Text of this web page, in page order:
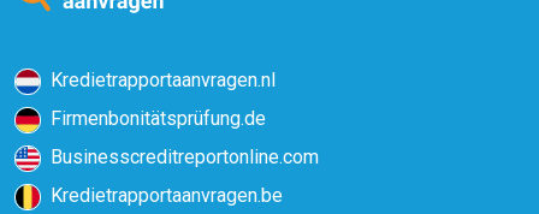
Kredietrapportaanvragen.nl
Firmenbonitätsprüfung.de
Businesscreditreportonline.com
Kredietrapportaanvragen.be